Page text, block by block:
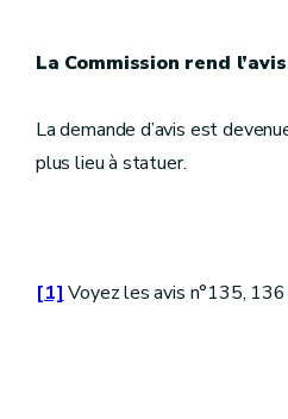
La Commission rend
La demande d’avis est
plus lieu à statuer.
[1] Voyez les avis n°135,